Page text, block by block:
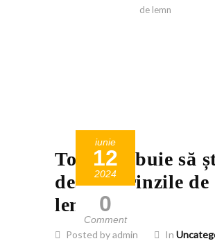
de lemn
iunie
12
2024
0
Comment
Tot ce trebuie să
despre grinzile de
lemn
Posted by admin In